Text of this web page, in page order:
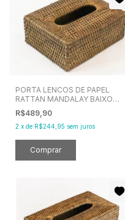
PORTA LENCOS DE PAPEL
RATTAN MANDALAY BAIXO
18x14CM
R$489,90
2 x de R$244,95 sem juros